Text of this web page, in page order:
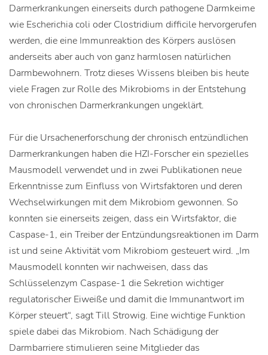
Darmerkrankungen einerseits durch pathogene Darmkeime
wie Escherichia coli oder Clostridium difficile hervorgerufen
werden, die eine Immunreaktion des Körpers auslösen
anderseits aber auch von ganz harmlosen natürlichen
Darmbewohnern. Trotz dieses Wissens bleiben bis heute
viele Fragen zur Rolle des Mikrobioms in der Entstehung
von chronischen Darmerkrankungen ungeklärt.
Für die Ursachenerforschung der chronisch entzündlichen
Darmerkrankungen haben die HZI-Forscher ein spezielles
Mausmodell verwendet und in zwei Publikationen neue
Erkenntnisse zum Einfluss von Wirtsfaktoren und deren
Wechselwirkungen mit dem Mikrobiom gewonnen. So
konnten sie einerseits zeigen, dass ein Wirtsfaktor, die
Caspase-1, ein Treiber der Entzündungsreaktionen im Darm
ist und seine Aktivität vom Mikrobiom gesteuert wird. „Im
Mausmodell konnten wir nachweisen, dass das
Schlüsselenzym Caspase-1 die Sekretion wichtiger
regulatorischer Eiweiße und damit die Immunantwort im
Körper steuert“, sagt Till Strowig. Eine wichtige Funktion
spiele dabei das Mikrobiom. Nach Schädigung der
Darmbarriere stimulieren seine Mitglieder das